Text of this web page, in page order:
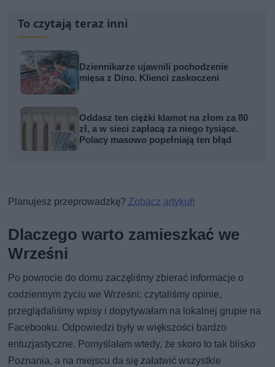
To czytają teraz inni
Dziennikarze ujawnili pochodzenie
mięsa z Dino. Klienci zaskoczeni
Oddasz ten ciężki klamot na złom za 80
zł, a w sieci zapłacą za niego tysiące.
Polacy masowo popełniają ten błąd
Planujesz przeprowadzkę? Zobacz artykuł!
Dlaczego warto zamieszkać we
Wrześni
Po powrocie do domu zaczęliśmy zbierać informacje o
codziennym życiu we Wrześni: czytaliśmy opinie,
przeglądaliśmy wpisy i dopytywałam na lokalnej grupie na
Facebooku. Odpowiedzi były w większości bardzo
entuzjastyczne. Pomyślałam wtedy, że skoro to tak blisko
Poznania, a na miejscu da się załatwić wszystkie